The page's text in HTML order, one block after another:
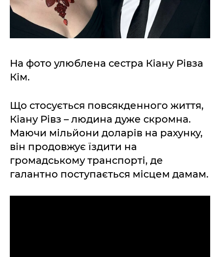
На фото улюблена сестра Кіану Рівза
Кім.
Що стосується повсякденного життя,
Кіану Рівз – людина дуже скромна.
Маючи мільйони доларів на рахунку,
він продовжує їздити на
громадському транспорті, де
галантно поступається місцем дамам.